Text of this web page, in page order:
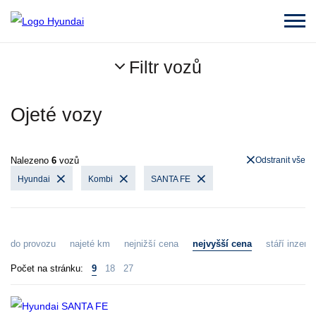
Filtr vozů
Ojeté vozy
Nalezeno 6 vozů
Hyundai Kombi SANTA FE
Odstranit vše
do provozu najeté km nejnižší cena nejvyšší cena stáří
Počet na stránku: 9 18 27